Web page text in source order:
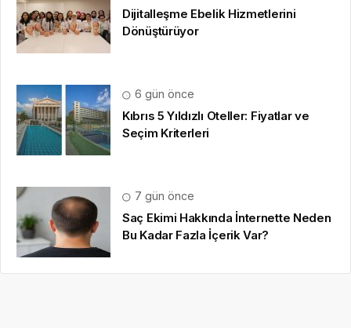
Dijitalleşme Ebelik Hizmetlerini
Dönüştürüyor
6 gün önce
Kıbrıs 5 Yıldızlı Oteller: Fiyatlar ve
Seçim Kriterleri
7 gün önce
Saç Ekimi Hakkında İnternette Neden
Bu Kadar Fazla İçerik Var?